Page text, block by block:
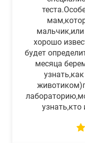
хорошо
будет
месяца
узнать,кто